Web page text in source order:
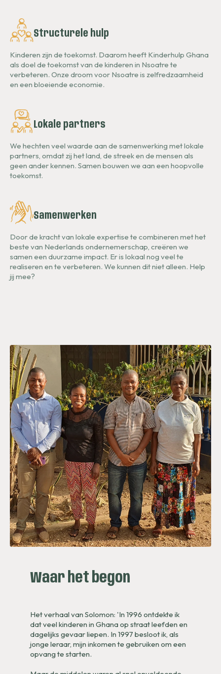
Structurele hulp
Kinderen zijn de toekomst. Daarom heeft Kinderhulp Ghana
als doel de toekomst van de kinderen in Nsoatre te
verbeteren. Onze droom voor Nsoatre is zelfredzaamheid
en een bloeiende economie.
Lokale partners
We hechten veel waarde aan de samenwerking met lokale
partners, omdat zij het land, de streek en de mensen als
geen ander kennen. Samen bouwen we aan een hoopvolle
toekomst.
Samenwerken
Door de kracht van lokale expertise te combineren met het
beste van Nederlands ondernemerschap, creëren we
samen een duurzame impact. Er is lokaal nog veel te
realiseren en te verbeteren. We kunnen dit niet alleen. Help
jij mee?
Waar het begon
Het verhaal van Solomon: 'In 1996 ontdekte ik
dat veel kinderen in Ghana op straat leefden en
dagelijks gevaar liepen. In 1997 besloot ik, als
jonge leraar, mijn inkomen te gebruiken om een
opvang te starten.